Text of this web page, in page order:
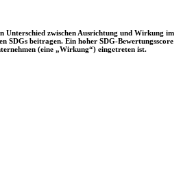
Unterschied zwischen Ausrichtung und Wirkung im
SDGs beitragen. Ein hoher SDG-Bewertungsscore
(eine „Wirkung“) eingetreten ist.